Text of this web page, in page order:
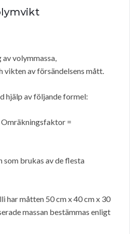
volymmassa,
av försändelsens mått.
hjälp av följande formel:
=
brukas av de flesta
har måtten 50 cm x 40 cm x 30
massan bestämmas enligt